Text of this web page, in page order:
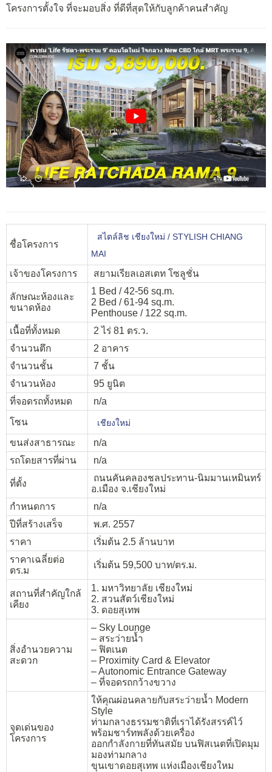
โครงการตั้งใจ ที่จะมอบสิ่ง ที่ดีที่สุดให้กับลูกค้าคนสําคัญ
ชื่อโครงการ
สไตล์ลิช เชียงใหม่ / STYLISH CHIANG
MAI
เจ้าของโครงการ สยามเรียลเอสเตท โซลูชั่น
ลักษณะห้องและ
ขนาดห้อง
1 Bed / 42-56 sq.m.
2 Bed / 61-94 sq.m.
Penthouse / 122 sq.m.
เนื้อที่ทั้งหมด
2 ไร่ 81 ตร.ว.
จำนวนตึก
2 อาคาร
จำนวนชั้น
7 ชั้น
จำนวนห้อง
95 ยูนิต
ที่จอดรถทั้งหมด
n/a
โซน
เชียงใหม่
ขนส่งสาธารณะ
n/a
รถโดยสารที่ผ่าน
n/a
ที่ตั้ง
ถนนคันคลองชลประทาน-นิมมานเหมินทร์
อ.เมือง จ.เชียงใหม่
กำหนดการ
n/a
ปีที่สร้างเสร็จ
พ.ศ. 2557
ราคา
เริ่มต้น 2.5 ล้านบาท
ราคาเฉลี่ยต่อ
ตร.ม
เริ่มต้น 59,500 บาท/ตร.ม.
สถานที่สำคัญใกล้
เคียง
1. มหาวิทยาลัย เชียงใหม่
2. สวนสัตว์เชียงใหม่
3. ดอยสุเทพ
สิ่งอำนวยความ
สะดวก
– Sky Lounge
– สระว่ายน้ำ
– ฟิตเนต
– Proximity Card & Elevator
– Autonomic Entrance Gateway
– ที่จอดรถกว้างขวาง
จุดเด่นของ
โครงการ
ให้คุณผ่อนคลายกับสระว่ายน้ำ Modern
Style
ท่ามกลางธรรมชาติที่เราได้รังสรรค์ไว์
พร้อมชาร์ทพลังด้วยเครื่อง
ออกกําลังกายที่ทันสมัย บนฟิสเนตที่เปิดมุม
มองท่ามกลาง
ขุนเขาดอยสุเทพ แห่งเมืองเชียงใหม